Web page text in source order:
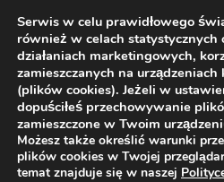
Serwis w celu prawidłowego
również w celach statystycznych
działaniach marketingowych,
zamieszczanych na
(plików cookies). Jeżeli w
dopuściłeś przechowywanie
zamieszczone w Twoim
Możesz także określić warunki
plików cookies w Twojej
temat znajduje się w naszej